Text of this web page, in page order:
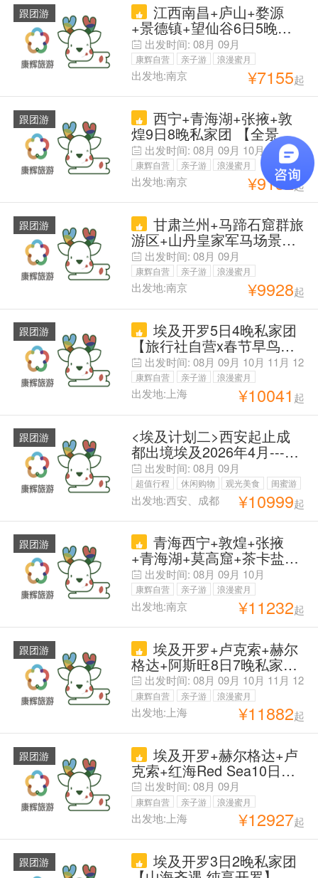
跟团游 江西南昌+庐山+婺源
+景德镇+望仙谷6日5晚私
家团 『旅行社自营·儿童赠
早』赠围炉煮茶+陶艺体验
+2特色正餐+8分钟缆车往
返『文化与美食之旅』婺源
篁岭·瑶里古镇·人文庐山
『酒店&房型』望仙苍兰诀·
名楼滕王阁
出发时间: 08月 09月
康辉自营 亲子游
浪漫蜜月
父母安心游
出发地:南京 ¥7155起
跟团游 西宁+青海湖+张掖+敦
煌9日8晚私家团 【全景青
甘大环线 西北行·网红五湖
&天境青甘】咨询客服享优
惠 甘青大环 涵盖经典景观
青海湖 翡翠湖+茶卡天空
走万丈盐桥 自由舒适 优质
酒店 赠24h专车接送+城楼
讲解+一车到底
出发时间: 08月 09月 10月
康辉自营 亲子游
浪漫蜜月
父母安心游
出发地:南京 ¥9132起
跟团游 甘肃兰州+马蹄石窟群旅
游区+山丹皇家军马场景区
+张掖七彩丹霞旅游景区
+榆林窟+嘉峪关嘉峪关关
城+敦煌7日6晚私家团 【丝
路故事·梦幻河西行】文化
瑰宝·榆林窟&马蹄寺 三大
地质奇观·大峡谷&七彩丹霞
&雅丹+一车到底
出发时间: 08月 09月
康辉自营 亲子游
浪漫蜜月
父母安心游
出发地:南京 ¥9928起
跟团游 埃及开罗5日4晚私家团
【旅行社自营x春节早鸟】(
咨询客服立减优惠 ) 狮身人
面像-吉萨金字塔群-埃及博
物馆-穆罕默德阿里清真寺-
萨拉丁城堡-悬挂教堂-哈利
专车·门票全含】
出发时间: 08月 09月 10月 11月 12
月01月
康辉自营 亲子游
浪漫蜜月
父母安心游
出发地:上海 ¥10041 起
跟团游 <埃及计划二>西安起止成
都出境埃及2026年4月---10
月跟团游计划
出发时间: 08月 09月
超值行程 休闲购物 观光美食
闺蜜游
浪漫蜜月
父母安心游
出发地:西安、成都 ¥10999起
跟团游 青海西宁+敦煌+张掖
+青海湖+莫高窟+茶卡盐湖
10日9晚私家团 A线青甘大
环线+敦煌西线，C线青甘
大环线+黑独山；行程舒
缓，门票全含，赠送无人机
航拍 &氧气瓶&祁连骑马射
箭。莫高窟专业讲解。B线
酒店
出发时间: 08月 09月 10月
康辉自营 亲子游
浪漫蜜月
父母安心游
出发地:南京 ¥11232起
跟团游 埃及开罗+卢克索+赫尔
格达+阿斯旺8日7晚私家团
【一单一团·专业中文导游
讲解·赠送埃及落地签＆尼
罗河风帆船＆导游小费＆门
票费用·1段内飞】咨询客服
+升级大埃及博物馆+阿布
辛贝神庙＆五大神庙+国内
出发
出发时间: 08月 09月 10月 11月 12
月康辉自营 亲子游
浪漫蜜月
父母安心游
出发地:上海 ¥11882起
跟团游 埃及开罗+赫尔格达+卢
克索+红海Red Sea10日跟
团游 热卖产品·成都直飞-全
国多地可联运·含司导杂费·
全程酒店·卢克索升级国五
酒店.红海度假酒店+金字塔
尼罗河观景餐+亚历山大一
日游·打卡热门地标景点
出发时间: 08月 09月
康辉自营 亲子游
浪漫蜜月
父母安心游
出发地:上海 ¥12927起
跟团游 埃及开罗3日2晚私家团